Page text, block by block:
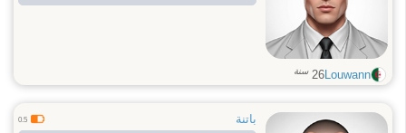
Louwann
26 سنة
باتنة 0.5